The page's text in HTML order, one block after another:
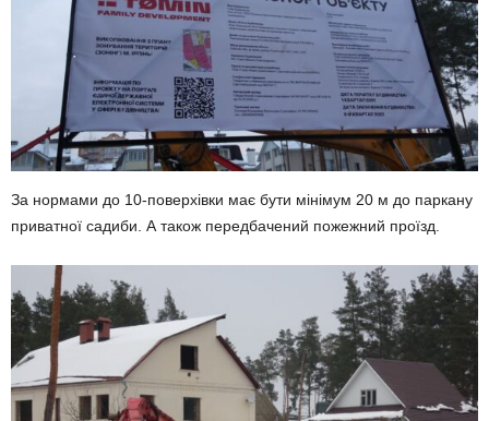
За нормами до 10-поверхівки має бути мінімум 20 м до паркану
приватної садиби. А також передбачений пожежний проїзд.